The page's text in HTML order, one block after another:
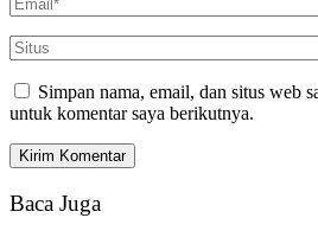
Simpan nama, email, dan situs web
untuk komentar saya berikutnya.
Baca Juga